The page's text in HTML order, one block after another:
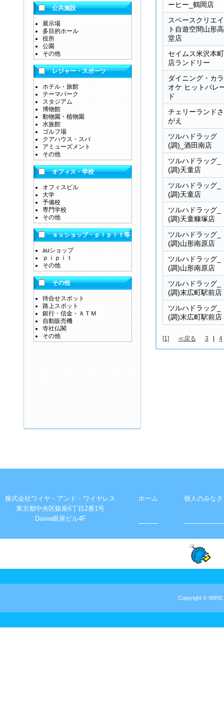
公共施設
展示場
多目的ホール
役所
公園
その他
レジャー・スポーツ
ホテル・旅館
テーマパーク
スタジアム
博物館
動物園・植物園
水族館
ゴルフ場
クアハウス・スパ
アミューズメント
その他
オフィス・学校
オフィスビル
大学
予備校
専門学校
その他
ａｕショップ・ｐｉｐｉｔ等
auショップ
ｐｉｐｉｔ
その他
その他
待合せスポット
路上スポット
銀行・信金・ＡＴＭ
自動販売機
寺社仏閣
その他
ーヒー_鶴岡店
スペースクリエイ
ト自遊空間山形高
堂店
セイムス米沢本町
店ランドリー
ダイニング・カラ
オケ ヒットパレ
ド
チェリーランドさ
がえ
ツルハドラッグ
(調)_酒田南店
ツルハドラッグ_
(調)天童店
ツルハドラッグ_
(調)天童店
ツルハドラッグ_
(調)天童糠塚店
ツルハドラッグ_
(調)山形南原店
ツルハドラッグ_
(調)山形南原店
ツルハドラッグ_
(調)末広町駅前店
ツルハドラッグ_
(調)末広町駅前店
[1] ≪戻る 3 4